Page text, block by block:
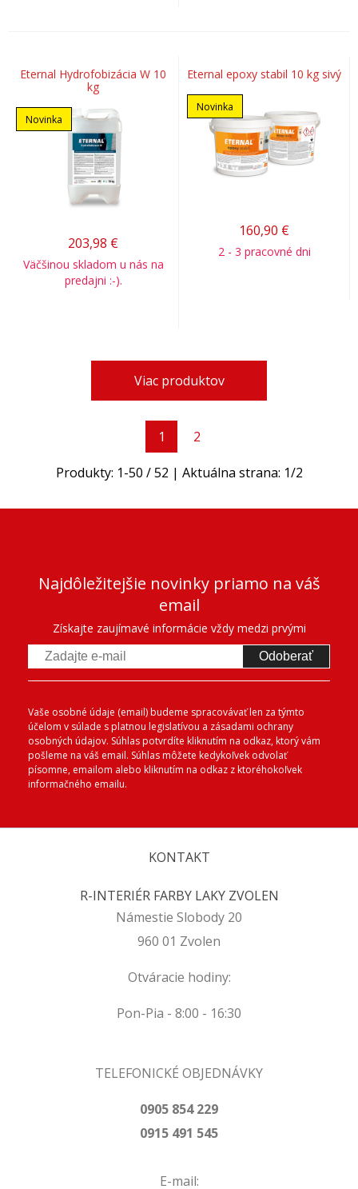
Eternal Hydrofobizácia W 10
kg
Novinka
203,98 €
Väčšinou skladom u nás na
predajni :-).
Eternal epoxy stabil 10 kg sivý
Novinka
160,90 €
2 - 3 pracovné dni
Viac produktov
1 2
Produkty: 1-50 /52 | Aktuálna strana: 1/2
Najdôležitejšie novinky priamo na váš
email
Získajte zaujímavé informácie vždy medzi prvými
Odoberať
Vaše osobné údaje (email) budeme spracovávať len za týmto
účelom v súlade s platnou legislatívou a zásadami ochrany
osobných údajov. Súhlas potvrdíte kliknutím na odkaz, ktorý vám
pošleme na váš email. Súhlas môžete kedykoľvek odvolať
písomne, emailom alebo kliknutím na odkaz z ktoréhokoľvek
informačného emailu.
KONTAKT
R-INTERIÉR FARBY LAKY ZVOLEN
Námestie Slobody 20
960 01 Zvolen
Otváracie hodiny:
Pon-Pia - 8:00 - 16:30
TELEFONICKÉ OBJEDNÁVKY
0905 854 229
0915 491 545
E-mail: